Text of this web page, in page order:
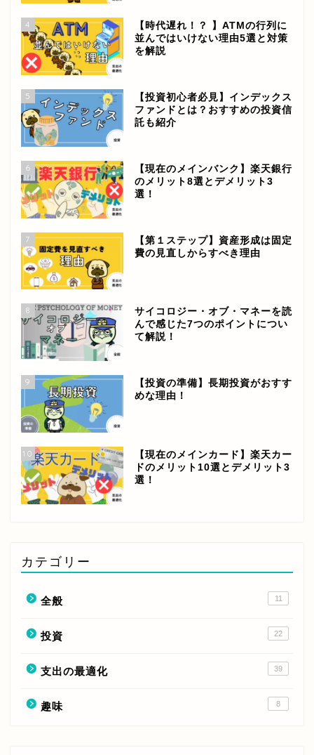
4
【時代遅れ！？ 】ATMの行列に
並んではいけない理由5選と対策
を解説
5
【投資初心者必見】インデックス
ファンドとは？おすすめの投資信
託も紹介
6
【現在のメインバンク】楽天銀行
のメリット8選とデメリット3
選！
7
【第１ステップ】資産形成は固定
費の見直しからすべき理由
8
サイコロジー・オブ・マネーを読
んで感じた7つのポイントについ
て解説！
9
【投資の準備】長期投資がおすす
めな理由！
10
【現在のメインカード】楽天カー
ドのメリット10選とデメリット3
選！
カテゴリー
全般 11
投資 22
支出の最適化 39
趣味 8